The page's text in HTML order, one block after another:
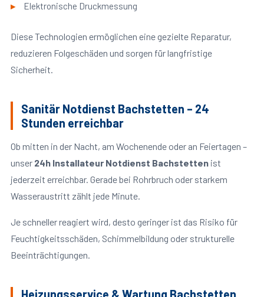
Elektronische Druckmessung
Diese Technologien ermöglichen eine gezielte Reparatur,
reduzieren Folgeschäden und sorgen für langfristige
Sicherheit.
Sanitär Notdienst Bachstetten – 24
Stunden erreichbar
Ob mitten in der Nacht, am Wochenende oder an Feiertagen –
unser 24h Installateur Notdienst Bachstettenist
jederzeit erreichbar. Gerade bei Rohrbruch oder starkem
Wasseraustritt zählt jede Minute.
Je schneller reagiert wird, desto geringer ist das Risiko für
Feuchtigkeitsschäden, Schimmelbildung oder strukturelle
Beeinträchtigungen.
Heizungsservice & Wartung Bachstetten